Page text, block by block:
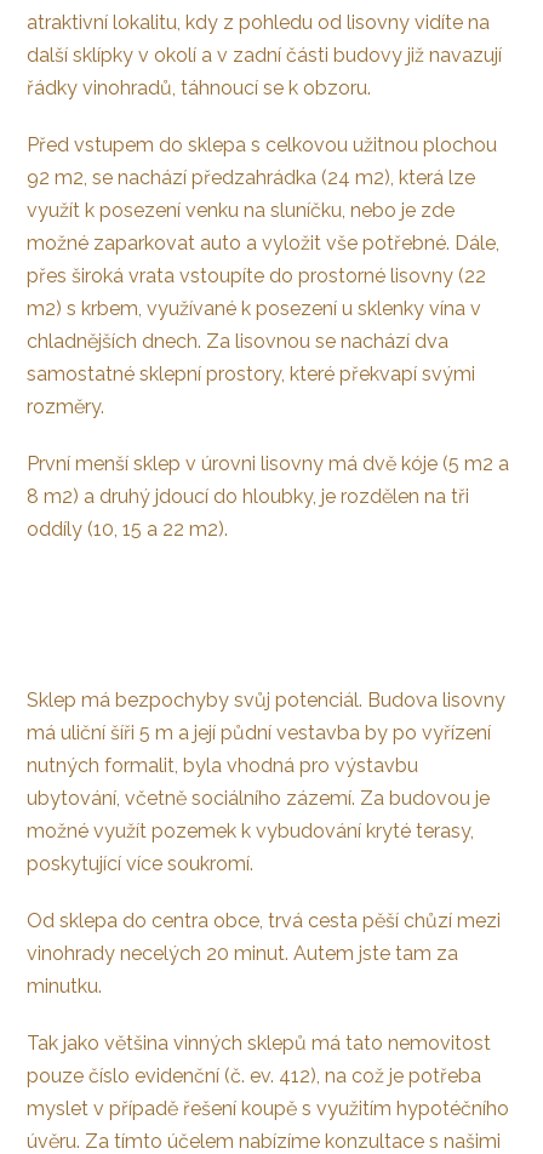
atraktivní lokalitu, kdy z pohledu od lisovny vidíte na
další sklípky v okolí a v zadní části budovy již navazují
řádky vinohradů, táhnoucí se k obzoru.
Před vstupem do sklepa s celkovou užitnou plochou
92 m2, se nachází předzahrádka (24 m2), která lze
využít k posezení venku na sluníčku, nebo je zde
možné zaparkovat auto a vyložit vše potřebné. Dále,
přes široká vrata vstoupíte do prostorné lisovny (22
m2) s krbem, využívané k posezení u sklenky vína v
chladnějších dnech. Za lisovnou se nachází dva
samostatné sklepní prostory, které překvapí svými
rozměry.
První menší sklep v úrovni lisovny má dvě kóje (5 m2 a
8 m2) a druhý jdoucí do hloubky, je rozdělen na tři
oddíly (10, 15 a 22 m2).
Sklep má bezpochyby svůj potenciál. Budova lisovny
má uliční šíři 5 m a její půdní vestavba by po vyřízení
nutných formalit, byla vhodná pro výstavbu
ubytování, včetně sociálního zázemí. Za budovou je
možné využít pozemek k vybudování kryté terasy,
poskytující více soukromí.
Od sklepa do centra obce, trvá cesta pěší chůzí mezi
vinohrady necelých 20 minut. Autem jste tam za
minutku.
Tak jako většina vinných sklepů má tato nemovitost
pouze číslo evidenční (č. ev. 412), na což je potřeba
myslet v případě řešení koupě s využitím hypotéčního
úvěru. Za tímto účelem nabízíme konzultace s našimi